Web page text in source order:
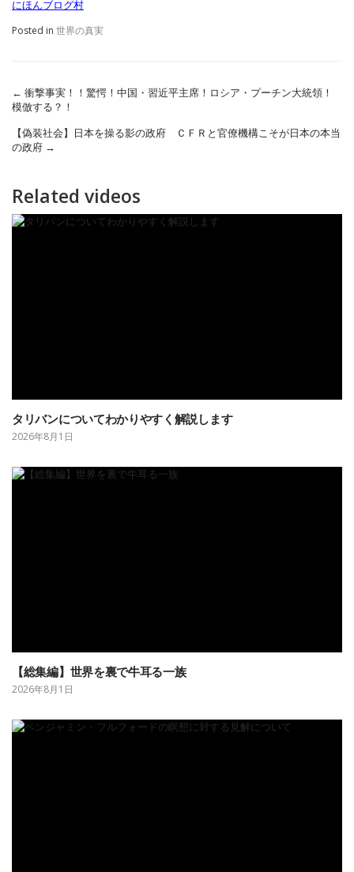
にほんブログ村
Posted in 世界の真実
← 衝撃事実！！驚愕！中国・習近平主席！ロシア・プーチン大統領！
模倣する？！
【偽装社会】日本を操る影の政府 ＣＦＲと官僚機構こそが日本の本当
の政府 →
Related videos
タリバンについてわかりやすく解説します
2026年8月1日
【総集編】世界を裏で牛耳る一族
2026年8月1日